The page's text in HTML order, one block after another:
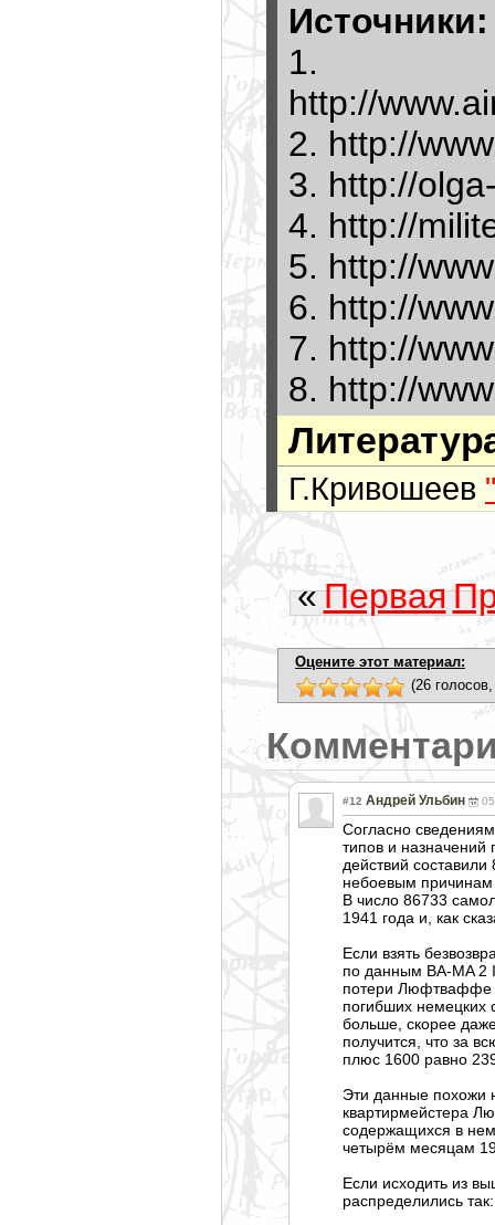
Источники:
1.
http://
2. http://
3. http://
4. http://
5. http://
6. http://
7. http://
8. http://
Г.Кривошеев
«Первая
Оцените этот материал:
(26
#12 Андрей Ульбин
Согласно
типов и
действий
небоевым причинам
В число 86733
1941 года и, как
Если взять
по данным BA-MA 2
потери Люфтваффе
погибших немецких
больше, скорее
получится, что за
плюс 1600 равно
Эти данные похожи
квартирмейстера
содержащихся в
четырём месяцам
Если исходить из
распределились так: